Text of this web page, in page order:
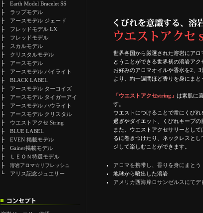
├ Earth Model Bracelet SS
├ ラップモデル
├ アースモデル ジェード
├ フレッドモデル LX
├ フレッドモデル
├ スカルモデル
├ クリスタルモデル
├ アースモデル
├ アースモデル パイライト
├ BLACK LABEL
├ アースモデル ターコイズ
├ アースモデル タイガーアイ
├ アースモデル ハウライト
├ アースモデル クリスタル
├ ウエストアクセ String
├ BLUE LABEL
├ EVEN 掲載モデル
├ Gainer掲載モデル
├
ＬＥＯＮ特選モデル
├ 溶岩アロマ☆リフレッシュ
└ アリス記念ジュエリー
世界各国から厳選された溶岩にアロ
とうことができる世界初の溶岩アク
お好みのアロマオイルや香水を2、
より、約一週間ほど香りを身にまと
「ウエストアクセstring」 は素肌に
す。
ウエストにつけることで常にくび
過ぎやダイエット、くびれキープの
また、ウエストアクセサリーとし
るに巻きつけたり、ネックレスと
ジして楽しむことができます。
アロマを携帯し、香りを身にまとう
地球から噴出した溶岩
アメリカ西海岸ロサンゼルスにてデ